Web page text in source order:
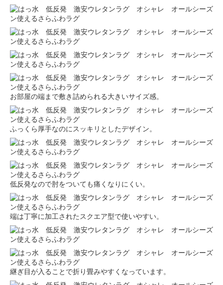
お部屋の端まで敷き詰められる大きいサイズ感。
ふっくら厚手なのにスッキリとしたデザイン。
低反発なので肘をついても痛くなりにくい。
端は丁寧に加工されたスクエア型で使いやすい。
継ぎ目が入ることで折り畳みやすくなっています。